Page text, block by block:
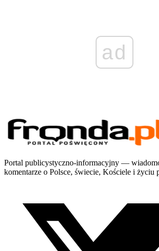
ad
Portal publicystyczno-informacyjny —
komentarze o Polsce, świecie, Kościele i życiu